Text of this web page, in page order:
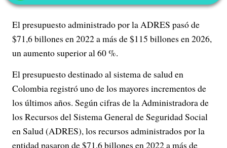
El presupuesto administrado por la ADRES pasó de
$71,6 billones en 2022 a más de $115 billones en 2026,
un aumento superior al 60 %.
El presupuesto destinado al sistema de salud en
Colombia registró uno de los mayores incrementos de
los últimos años. Según cifras de la Administradora de
los Recursos del Sistema General de Seguridad Social
en Salud (ADRES), los recursos administrados por la
entidad pasaron de $71,6 billones en 2022 a más de